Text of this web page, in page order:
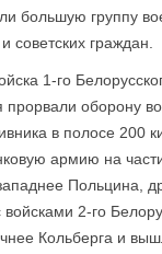
большую группу
советских граждан.
1-го
прорвали оборону
в полосе 200
армию на
Польцина,
войсками 2-го
Кольберга и